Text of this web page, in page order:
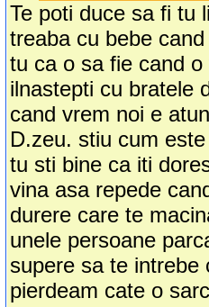
Te poti duce sa fi tu
treaba cu bebe
tu ca o sa fie cand
ilnastepti cu bratele
cand vrem noi e
D.zeu. stiu cum
tu sti bine ca iti
vina asa repede
durere care te
unele persoane
supere sa te intrebe
pierdeam cate o